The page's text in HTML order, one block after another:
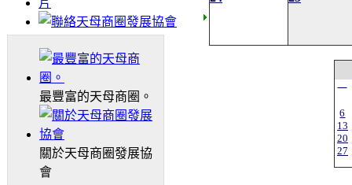
最豐富的天母商圈。
關於天母商圈發展協
會
一
6
13
20
27